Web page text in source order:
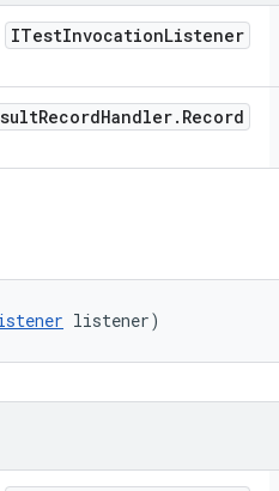
ITestInvocationListener
RecordHandler. Record
listener)